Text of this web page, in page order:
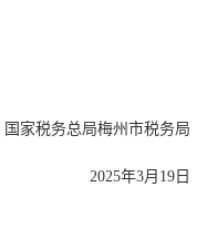
国家税务总局梅州市税务局
2025年3月19日